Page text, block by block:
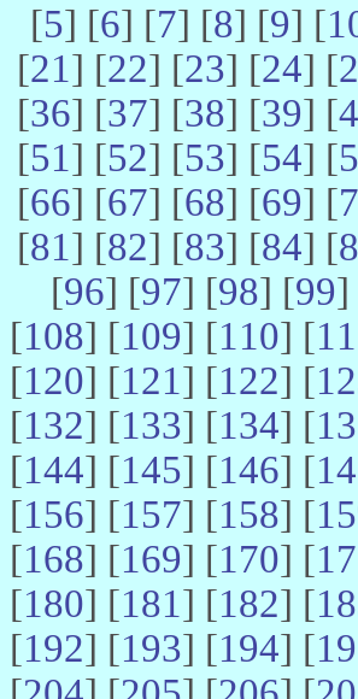
[5] [6] [7] [8] [9] [
[21] [22] [23] [24] [
[36] [37] [38] [39] [
[51] [52] [53] [54] [
[66] [67] [68] [69] [
[81] [82] [83] [84] [
[96] [97] [98] [99]
[108] [109] [110] [
[120] [121] [122] [
[132] [133] [134] [
[144] [145] [146] [
[156] [157] [158] [
[168] [169] [170] [
[180] [181] [182] [
[192] [193] [194] [